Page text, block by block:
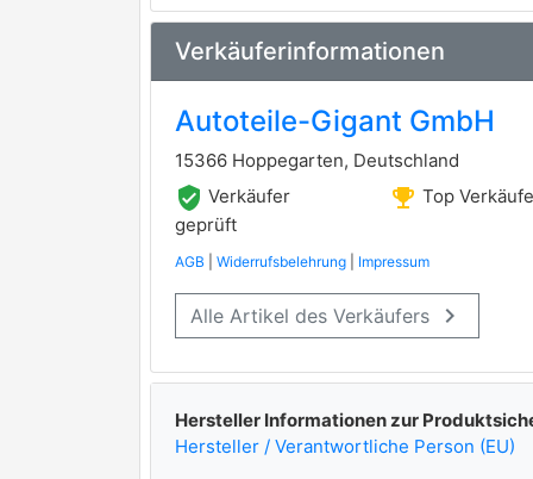
Verkäuferinformationen
Autoteile-Gigant GmbH
15366 Hoppegarten, Deutschland
verified_user Verkäufer
geprüft
emoji_events Top
AGB Widerrufsbelehrung Impressum
Alle Artikel des Verkäufers keyboard_arrow_right
Hersteller Informationen zur
Hersteller / Verantwortliche Person (EU)